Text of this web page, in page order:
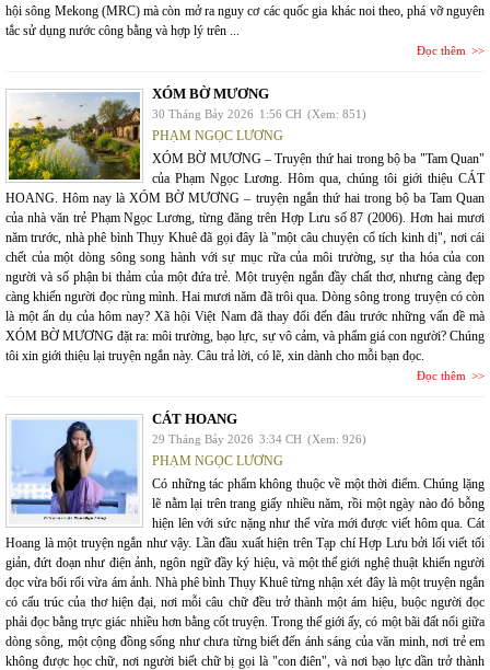
hội sông Mekong (MRC) mà còn mở ra nguy cơ các quốc gia khác noi theo, phá vỡ nguyên
tắc sử dụng nước công bằng và hợp lý trên ...
Đọc thêm
XÓM BỜ MƯƠNG
30 Tháng Bảy 2026 1:56 CH (Xem: 851)
PHẠM NGỌC LƯƠNG
XÓM BỜ MƯƠNG – Truyện thứ hai trong bộ ba "Tam Quan"
của Phạm Ngọc Lương. Hôm qua, chúng tôi giới thiệu CÁT
HOANG. Hôm nay là XÓM BỜ MƯƠNG – truyện ngắn thứ hai trong bộ ba Tam Quan
của nhà văn trẻ Phạm Ngọc Lương, từng đăng trên Hợp Lưu số 87 (2006). Hơn hai mươi
năm trước, nhà phê bình Thụy Khuê đã gọi đây là "một câu chuyện cổ tích kinh dị", nơi cái
chết của một dòng sông song hành với sự mục rữa của môi trường, sự tha hóa của con
người và số phận bi thảm của một đứa trẻ. Một truyện ngắn đầy chất thơ, nhưng càng đẹp
càng khiến người đọc rùng mình. Hai mươi năm đã trôi qua. Dòng sông trong truyện có còn
là một ẩn dụ của hôm nay? Xã hội Việt Nam đã thay đổi đến đâu trước những vấn đề mà
XÓM BỜ MƯƠNG đặt ra: môi trường, bạo lực, sự vô cảm, và phẩm giá con người? Chúng
tôi xin giới thiệu lại truyện ngắn này. Câu trả lời, có lẽ, xin dành cho mỗi bạn đọc.
Đọc thêm
CÁT HOANG
29 Tháng Bảy 2026 3:34 CH (Xem: 926)
PHẠM NGỌC LƯƠNG
Có những tác phẩm không thuộc về một thời điểm. Chúng lặng
lẽ nằm lại trên trang giấy nhiều năm, rồi một ngày nào đó bỗng
hiện lên với sức nặng như thể vừa mới được viết hôm qua. Cát
Hoang là một truyện ngắn như vậy. Lần đầu xuất hiện trên Tạp chí Hợp Lưu bởi lối viết tối
giản, đứt đoạn như điện ảnh, ngôn ngữ đầy ký hiệu, và một thế giới nghệ thuật khiến người
đọc vừa bối rối vừa ám ảnh. Nhà phê bình Thụy Khuê từng nhận xét đây là một truyện ngắn
có cấu trúc của thơ hiện đại, nơi mỗi câu chữ đều trở thành một ám hiệu, buộc người đọc
phải đọc bằng trực giác nhiều hơn bằng cốt truyện. Trong thế giới ấy, có một bãi đất nổi giữa
dòng sông, một cộng đồng sống như chưa từng biết đến ánh sáng của văn minh, nơi trẻ em
không được học chữ, nơi người biết chữ bị gọi là "con điên", và nơi bạo lực dần trở thành